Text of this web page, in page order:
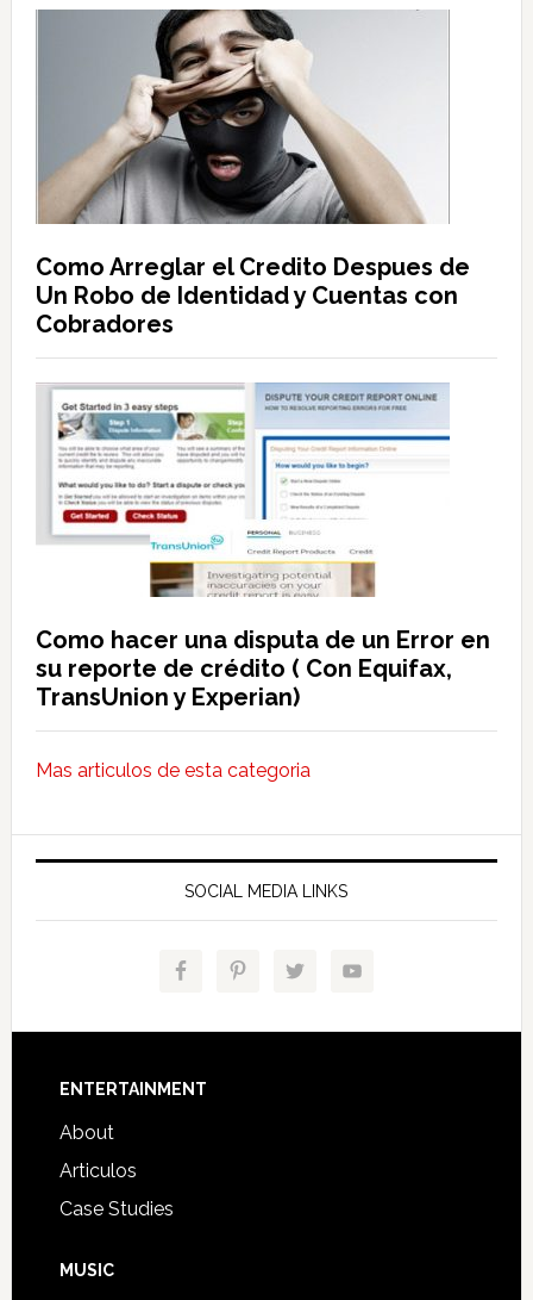
Como Arreglar el Credito Despues de
Un Robo de Identidad y Cuentas con
Cobradores
Como hacer una disputa de un Error en
su reporte de crédito ( Con Equifax,
TransUnion y Experian)
Mas articulos de esta categoria
SOCIAL MEDIA LINKS
Footer
ENTERTAINMENT
About
Articulos
Case Studies
MUSIC